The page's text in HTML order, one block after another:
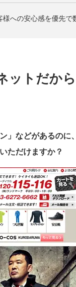
への安心感を優先で
ットだか
などがあるのに
ただけますか？